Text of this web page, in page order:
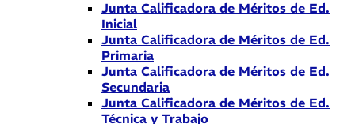
Junta Calificadora de Méritos de Ed.
Inicial
Junta Calificadora de Méritos de Ed.
Primaria
Junta Calificadora de Méritos de Ed.
Secundaria
Junta Calificadora de Méritos de Ed.
Técnica y Trabajo